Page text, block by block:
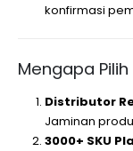
konfirmasi
Mengapa Pilih
Distributor
Jaminan
3000+ SKU